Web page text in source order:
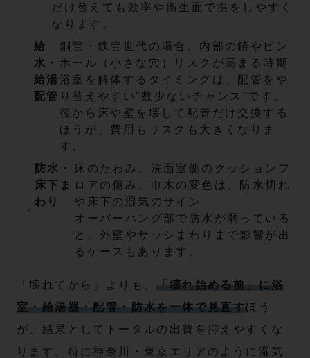
だけ替えても効率や衛生面で損をしやすく
なります。
給
水・
給湯
配管
銅管・鉄管世代の場合、内部の錆やピン
ホール（小さな穴）リスクが高まる時期
浴室を解体するタイミングは、配管をや
り替えやすい“数少ないチャンス”です。
後から床や壁を壊して配管だけ交換する
ほうが、費用もリスクも大きくなりま
す。
防水・
床下ま
わり
床のたわみ、洗面室側のクッションフ
ロアの傷み、巾木の変色は、防水切れ
や床下の湿気のサイン
オーバーハング部で防水が弱っている
と、外壁やサッシまわりまで影響が出
るケースもあります。
「壊れてから」よりも、
「壊れ始める前」に浴
室・給湯器・配管・防水を一体で見直すほう
が、結果としてトータルの出費を抑えやすくな
ります。特に神奈川・東京エリアのように湿気